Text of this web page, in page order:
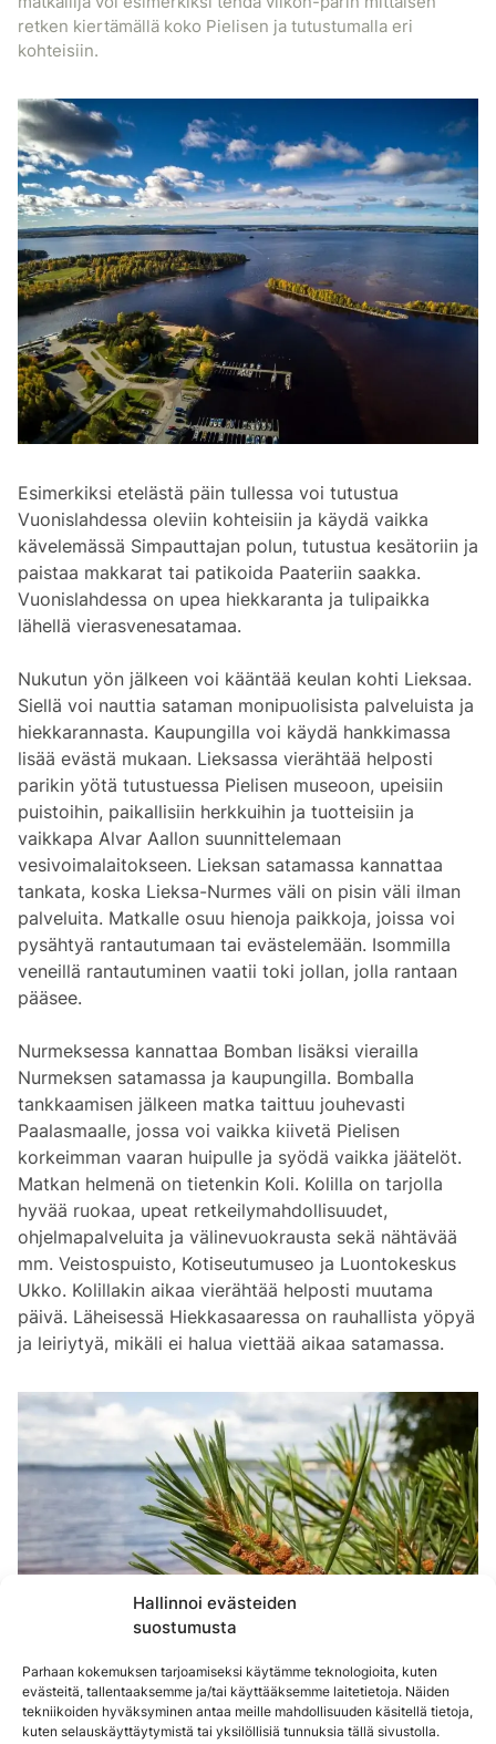
Hallinnoi evästeiden
suostumusta
Parhaan kokemuksen tarjoamiseksi käytämme teknologioita, kuten
evästeitä, tallentaaksemme ja/tai käyttääksemme laitetietoja. Näiden
tekniikoiden hyväksyminen antaa meille mahdollisuuden käsitellä tietoja,
kuten selauskäyttäytymistä tai yksilöllisiä tunnuksia tällä sivustolla.
retken kiertämällä koko Pielisen ja tutustumalla eri
kohteisiin.
Esimerkiksi etelästä päin tullessa voi tutustua
Vuonislahdessa oleviin kohteisiin ja käydä vaikka
kävelemässä Simpauttajan polun, tutustua kesätoriin ja
paistaa makkarat tai patikoida Paateriin saakka.
Vuonislahdessa on upea hiekkaranta ja tulipaikka
lähellä vierasvenesatamaa.
Nukutun yön jälkeen voi kääntää keulan kohti Lieksaa.
Siellä voi nauttia sataman monipuolisista palveluista ja
hiekkarannasta. Kaupungilla voi käydä hankkimassa
lisää evästä mukaan. Lieksassa vierähtää helposti
parikin yötä tutustuessa Pielisen museoon, upeisiin
puistoihin, paikallisiin herkkuihin ja tuotteisiin ja
vaikkapa Alvar Aallon suunnittelemaan
vesivoimalaitokseen. Lieksan satamassa kannattaa
tankata, koska Lieksa-Nurmes väli on pisin väli ilman
palveluita. Matkalle osuu hienoja paikkoja, joissa voi
pysähtyä rantautumaan tai evästelemään. Isommilla
veneillä rantautuminen vaatii toki jollan, jolla rantaan
pääsee.
Nurmeksessa kannattaa Bomban lisäksi vierailla
Nurmeksen satamassa ja kaupungilla. Bomballa
tankkaamisen jälkeen matka taittuu jouhevasti
Paalasmaalle, jossa voi vaikka kiivetä Pielisen
korkeimman vaaran huipulle ja syödä vaikka jäätelöt.
Matkan helmenä on tietenkin Koli. Kolilla on tarjolla
hyvää ruokaa, upeat retkeilymahdollisuudet,
ohjelmapalveluita ja välinevuokrausta sekä nähtävää
mm. Veistospuisto, Kotiseutumuseo ja Luontokeskus
Ukko. Kolillakin aikaa vierähtää helposti muutama
päivä. Läheisessä Hiekkasaaressa on rauhallista yöpyä
ja leiriytyä, mikäli ei halua viettää aikaa satamassa.